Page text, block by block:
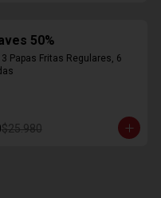
50%
Papas Fritas Regulares, 6
$25.980